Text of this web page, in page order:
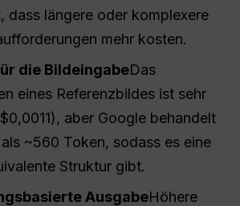
dass längere oder komplexere
mehr kosten.
die BildeingabeDas
eines Referenzbildes ist sehr
aber Google behandelt
~560 Token, sodass es eine
Struktur gibt.
AusgabeHöhere